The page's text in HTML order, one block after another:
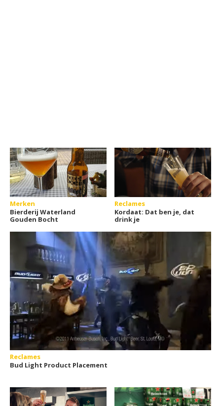
Merken
Bierderij Waterland
Gouden Bocht
Reclames
Kordaat: Dat ben je, dat
drink je
Reclames
Bud Light Product Placement